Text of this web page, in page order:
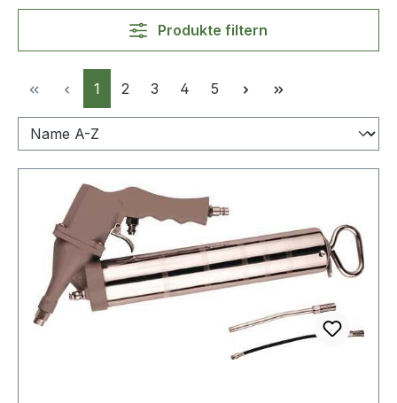
Produkte filtern
Seite
1 Seite
2 Seite
3 Seite
4 Seite
5